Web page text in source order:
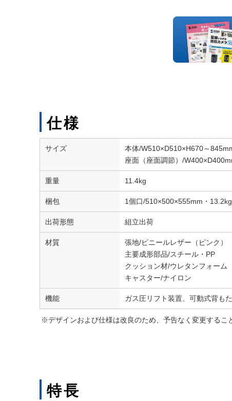
仕様
サイズ
本体/W510×D510×H670～
座面（座面調節）/
重量 11.4kg
梱包 1個口/510×500×555mm・13.2kg
出荷形態 組立出荷
材質
張地/ビニールレザー（ピンク）
主要成形部品/スチール・PP
クッション材/ウレタンフォーム
キャスター/ナイロン
機能 ガス圧リフト装置、可動式背も
※デザインおよび仕様は改良のため、予告なく変更するこ
特長